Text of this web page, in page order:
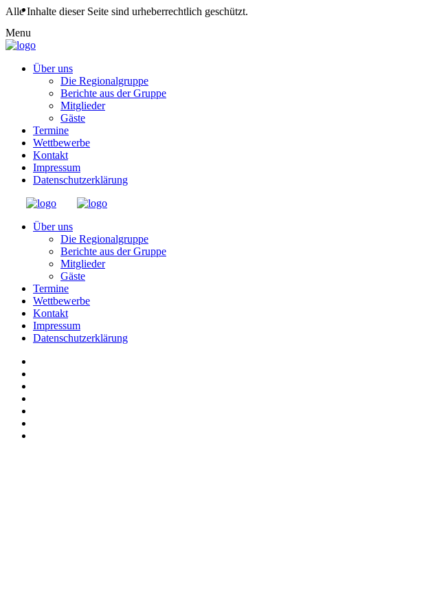
Alle Inhalte dieser Seite sind urheberrechtlich geschützt.
Menu
Über uns
Die Regionalgruppe
Berichte aus der Gruppe
Mitglieder
Gäste
Termine
Wettbewerbe
Kontakt
Impressum
Datenschutzerklärung
Über uns
Die Regionalgruppe
Berichte aus der Gruppe
Mitglieder
Gäste
Termine
Wettbewerbe
Kontakt
Impressum
Datenschutzerklärung